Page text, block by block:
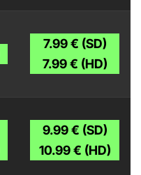
7.99 € (SD)
7.99 € (HD)
9.99 € (SD)
10.99 € (HD)